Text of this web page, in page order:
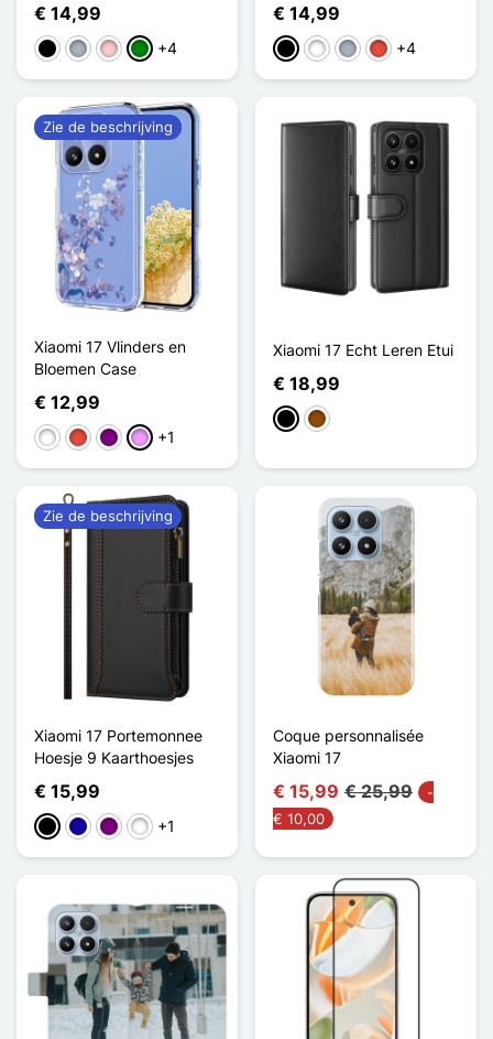
€ 14,99
ZwartGrijsRozeGroen
+4
€ 14,99
ZwartWit GrijsRood+4
Xiaomi 17 Vlinders en
Bloemen Case
€ 12,99
Wit RoodPurperLicht Violet
+1
Zie de beschrijving
Xiaomi 17 Echt Leren Etui
€ 18,99
ZwartBruin
Xiaomi 17 Portemonnee
Hoesje 9 Kaarthoesjes
€ 15,99
ZwartDonkerblauw
PurperVert Foncé
+1
Zie de beschrijving
Coque personnalisée
Xiaomi 17
€ 15,99 € 25,99
-
€ 10,00